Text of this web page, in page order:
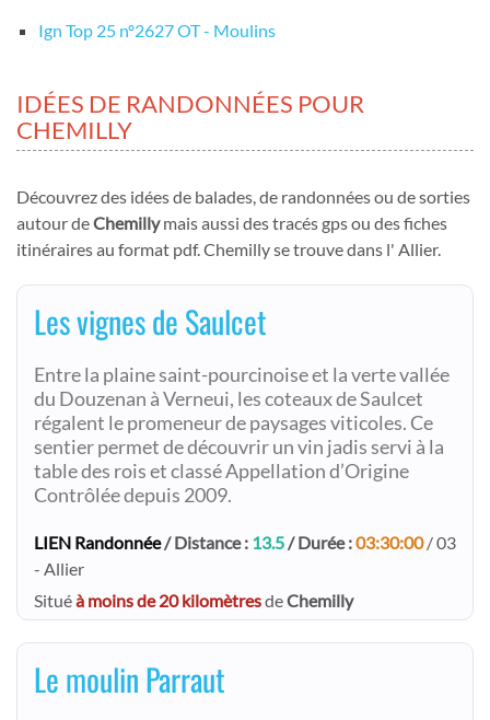
Ign Top 25 nº2627 OT - Moulins
IDÉES DE RANDONNÉES POUR
CHEMILLY
Découvrez des idées de balades, de randonnées ou de sorties
autour deChemillymais aussi des tracés gps ou des fiches
itinéraires au format pdf. Chemilly se trouve dans l' Allier.
Les vignes de Saulcet
Entre la plaine saint-pourcinoise et la verte vallée
du Douzenan à Verneui, les coteaux de Saulcet
régalent le promeneur de paysages viticoles. Ce
sentier permet de découvrir un vin jadis servi à la
table des rois et classé Appellation d’Origine
Contrôlée depuis 2009.
LIEN Randonnée/ Distance : 13.5/ Durée :03:30:00/ 03
- Allier
Situéà moins de 20 kilomètresdeChemilly
Le moulin Parraut